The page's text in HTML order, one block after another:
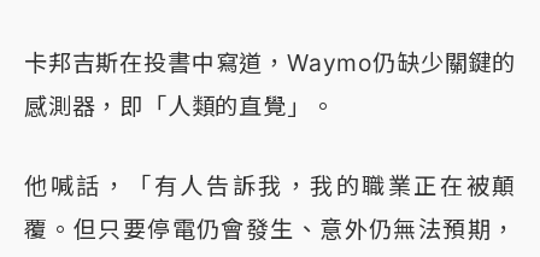
卡邦吉斯在投書中寫道，Waymo仍缺少關鍵的
感測器，即「人類的直覺」。
他喊話，「有人告訴我，我的職業正在被顛
覆。但只要停電仍會發生、意外仍無法預期，